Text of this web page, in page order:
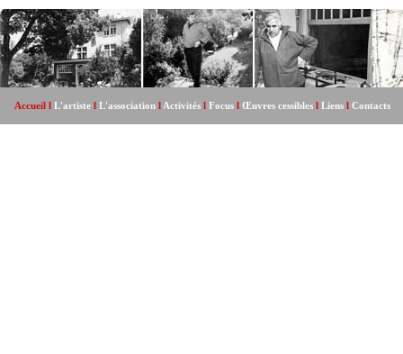
Accueil l L'artiste l L'association l Activités l Focus l Œuvres cessibles l Liens l Contacts